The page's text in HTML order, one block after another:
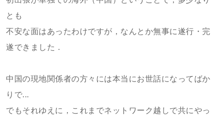
とも
不安な面はあったわけですが，なんとか無事に遂行・完
遂できました．
中国の現地関係者の方々には本当にお世話になってばか
りで...
でもそれゆえに，これまでネットワーク越しで共にやっ